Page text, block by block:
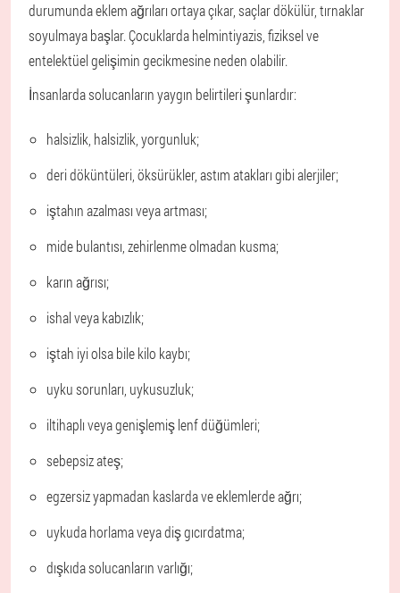
durumunda eklem ağrıları ortaya çıkar, saçlar dökülür, tırnaklar
soyulmaya başlar. Çocuklarda helmintiyazis, fiziksel ve
entelektüel gelişimin gecikmesine neden olabilir.
İnsanlarda solucanların yaygın belirtileri şunlardır:
halsizlik, halsizlik, yorgunluk;
deri döküntüleri, öksürükler, astım atakları gibi alerjiler;
iştahın azalması veya artması;
mide bulantısı, zehirlenme olmadan kusma;
karın ağrısı;
ishal veya kabızlık;
iştah iyi olsa bile kilo kaybı;
uyku sorunları, uykusuzluk;
iltihaplı veya genişlemiş lenf düğümleri;
sebepsiz ateş;
egzersiz yapmadan kaslarda ve eklemlerde ağrı;
uykuda horlama veya diş gıcırdatma;
dışkıda solucanların varlığı;